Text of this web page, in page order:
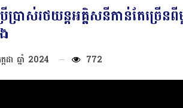
ើប្រាស់រថយន្តអគ្គិសនីកាន់តែច្រ
កដា ឆ្នាំ 2024 772